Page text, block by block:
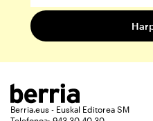
Berria.eus - Euskal Editorea SM